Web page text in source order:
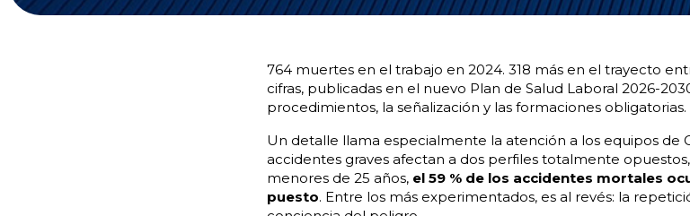
764 muertes en el trabajo en 2024. 318 más en el trayecto
cifras, publicadas en el nuevo Plan de Salud Laboral 2026-
procedimientos, la señalización y las formaciones obligatorias.
Un detalle llama especialmente la atención a los equipos de
accidentes graves afectan a dos perfiles totalmente
menores de 25 años, el 59 % de los accidentes mortales
puesto. Entre los más experimentados, es al revés: la